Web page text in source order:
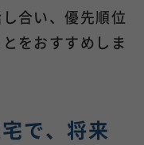
合い、優先順位
をおすすめしま
で、将来